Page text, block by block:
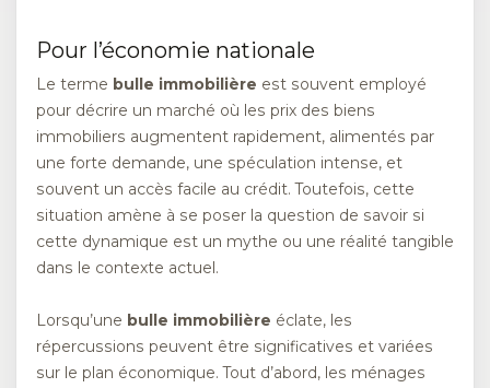
Pour l’économie nationale
Le terme bulle immobilière est souvent employé
pour décrire un marché où les prix des biens
immobiliers augmentent rapidement, alimentés par
une forte demande, une spéculation intense, et
souvent un accès facile au crédit. Toutefois, cette
situation amène à se poser la question de savoir si
cette dynamique est un mythe ou une réalité tangible
dans le contexte actuel.
Lorsqu’une bulle immobilière éclate, les
répercussions peuvent être significatives et variées
sur le plan économique. Tout d’abord, les ménages